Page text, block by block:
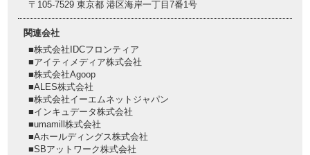
〒105-7529 東京都 港区海岸一丁目7番1号
関連会社
■株式会社IDCフロンティア
■アイティメディア株式会社
■株式会社Agoop
■ALES株式会社
■株式会社イーエムネットジャパン
■インキュデータ株式会社
■umamill株式会社
■Aホールディングス株式会社
■SBアットワーク株式会社